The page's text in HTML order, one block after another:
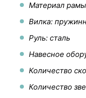
Материал
Вилка:
Руль: сталь
Навесное
Количество
Количество